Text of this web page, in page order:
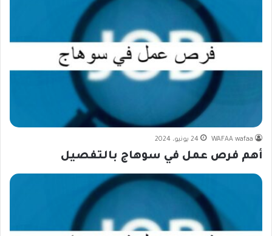
WAFAA wafaa 24 يونيو، 2024
أهم فرص عمل في سوهاج بالتفصيل